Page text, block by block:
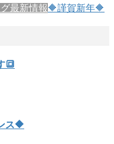
最新情報🔶謹賀新年🔶
🔳
ス🔶